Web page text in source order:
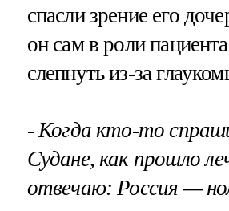
спасли зрение его
он сам в роли
слепнуть из-за
- Когда кто-то
Судане, как прошло
отвечаю: Россия —